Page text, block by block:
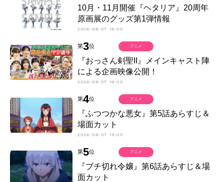
10月・11月開催『ヘタリア』20周年
原画展のグッズ第1弾情報
2026-08-07 18:00
第3位
『おっさん剣聖II』メインキャスト陣
による企画映像公開！
2026-08-07 18:00
アニメ
第4位
『ふつつかな悪女』第5話あらすじ＆
場面カット
2026-08-07 19:00
アニメ
第5位
『ブチ切れ令嬢』第6話あらすじ＆場
面カット
アニメ